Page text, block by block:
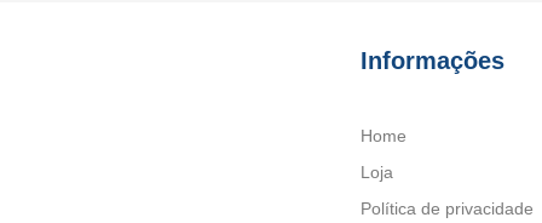
Informações
Home
Loja
Política de privacidade